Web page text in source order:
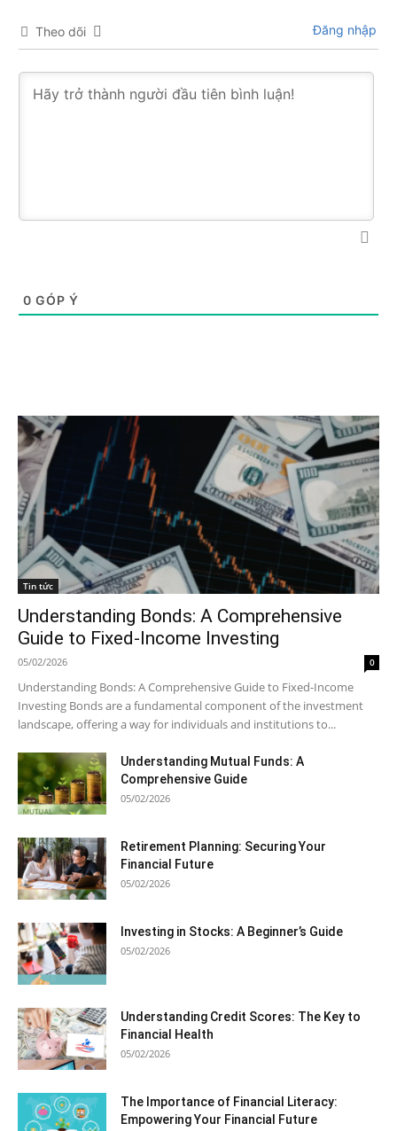
Theo dõi Đăng nhập
0 GÓP Ý
Tin tức
Understanding Bonds: A Comprehensive
Guide to Fixed-Income Investing
05/02/2026 0
Understanding Bonds: A Comprehensive Guide to Fixed-Income
Investing Bonds are a fundamental component of the investment
landscape, offering a way for individuals and institutions to...
Understanding Mutual Funds: A
Comprehensive Guide
05/02/2026
Retirement Planning: Securing Your
Financial Future
05/02/2026
Investing in Stocks: A Beginner’s Guide
05/02/2026
Understanding Credit Scores: The Key to
Financial Health
05/02/2026
The Importance of Financial Literacy:
Empowering Your Financial Future